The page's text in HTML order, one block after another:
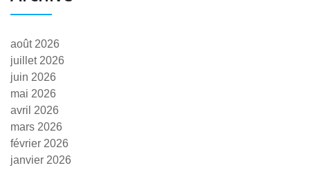
août 2026
juillet 2026
juin 2026
mai 2026
avril 2026
mars 2026
février 2026
janvier 2026